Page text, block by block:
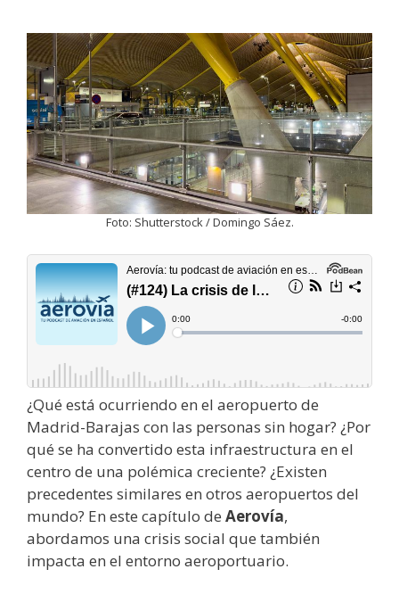
Foto: Shutterstock / Domingo Sáez.
¿Qué está ocurriendo en el aeropuerto de
Madrid-Barajas con las personas sin hogar? ¿Por
qué se ha convertido esta infraestructura en el
centro de una polémica creciente? ¿Existen
precedentes similares en otros aeropuertos del
mundo? En este capítulo de Aerovía,
abordamos una crisis social que también
impacta en el entorno aeroportuario.